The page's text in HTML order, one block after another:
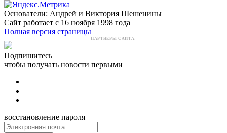
Основатели: Андрей и Виктория Шешенины
Сайт работает с 16 ноября 1998 года
Полная версия страницы
ПАРТНЕРЫ САЙТА:
Подпишитесь
чтобы получать новости первыми
восстановление пароля